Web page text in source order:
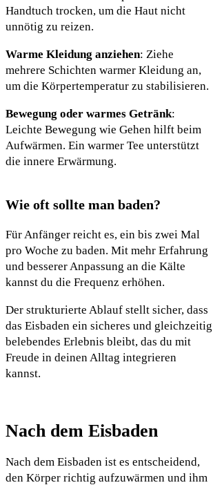
Handtuch trocken, um die Haut nicht
unnötig zu reizen.
Warme Kleidung anziehen: Ziehe
mehrere Schichten warmer Kleidung an,
um die Körpertemperatur zu stabilisieren.
Bewegung oder warmes Getränk:
Leichte Bewegung wie Gehen hilft beim
Aufwärmen. Ein warmer Tee unterstützt
die innere Erwärmung.
Wie oft sollte man baden?
Für Anfänger reicht es, ein bis zwei Mal
pro Woche zu baden. Mit mehr Erfahrung
und besserer Anpassung an die Kälte
kannst du die Frequenz erhöhen.
Der strukturierte Ablauf stellt sicher, dass
das Eisbaden ein sicheres und gleichzeitig
belebendes Erlebnis bleibt, das du mit
Freude in deinen Alltag integrieren
kannst.
Nach dem Eisbaden
Nach dem Eisbaden ist es entscheidend,
den Körper richtig aufzuwärmen und ihm